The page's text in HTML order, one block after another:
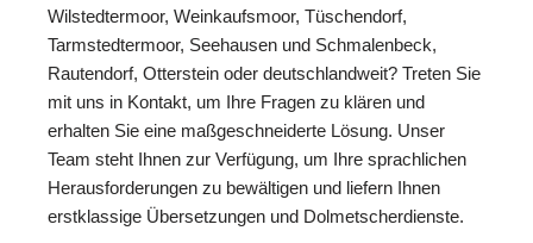
Wilstedtermoor, Weinkaufsmoor, Tüschendorf,
Tarmstedtermoor, Seehausen und Schmalenbeck,
Rautendorf, Otterstein oder deutschlandweit? Treten Sie
mit uns in Kontakt, um Ihre Fragen zu klären und
erhalten Sie eine maßgeschneiderte Lösung. Unser
Team steht Ihnen zur Verfügung, um Ihre sprachlichen
Herausforderungen zu bewältigen und liefern Ihnen
erstklassige Übersetzungen und Dolmetscherdienste.